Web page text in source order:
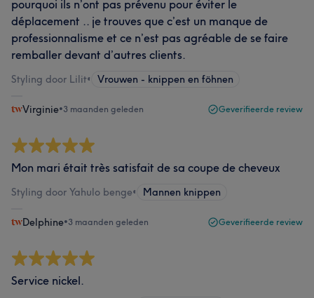
pourquoi ils n’ont pas prévenu pour éviter le
déplacement .. je trouves que c’est un manque de
professionnalisme et ce n’est pas agréable de se faire
remballer devant d’autres clients.
Styling door Lilit• Vrouwen - knippen en föhnen
Virginie•3 maanden geleden Geverifieerde review
Mon mari était très satisfait de sa coupe de cheveux
Styling door Yahulo benge• Mannen knippen
Delphine•3 maanden geleden Geverifieerde review
Service nickel.